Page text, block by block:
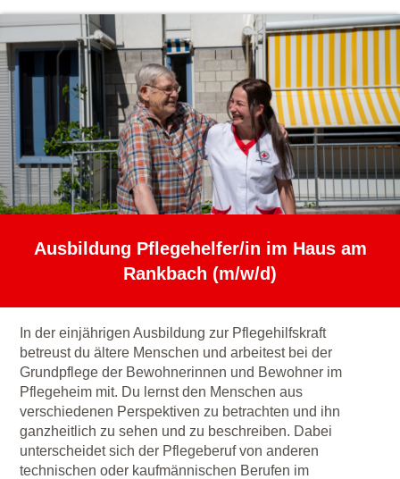
Ausbildung Pflegehelfer/in im Haus am
Rankbach (m/w/d)
In der einjährigen Ausbildung zur Pflegehilfskraft
betreust du ältere Menschen und arbeitest bei der
Grundpflege der Bewohnerinnen und Bewohner im
Pflegeheim mit. Du lernst den Menschen aus
verschiedenen Perspektiven zu betrachten und ihn
ganzheitlich zu sehen und zu beschreiben. Dabei
unterscheidet sich der Pflegeberuf von anderen
technischen oder kaufmännischen Berufen im